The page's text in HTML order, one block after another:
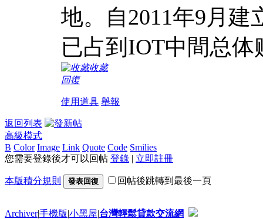
地。自2011年9月建
已占到IOT中間总体
收藏
回復
使用道具 舉報
返回列表
高級模式
B Color Image Link Quote Code Smilies
您需要登錄後才可以回帖 登錄 | 立即註冊
本版積分規則 發表回復 回帖後跳轉到最後一頁
Archiver|手機版|小黑屋|台灣輕鬆貸款交流網